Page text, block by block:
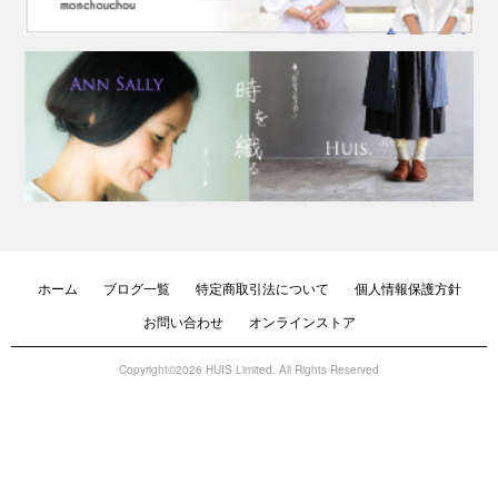
ホーム ブログ一覧 特定商取引法について
個人情報保護方針
お問い合わせ
オンラインストア
Copyright©2026 HUIS Limited. All Rights Reserved